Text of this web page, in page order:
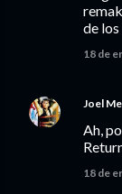
de
18 de
Joel
Ah,
18 de